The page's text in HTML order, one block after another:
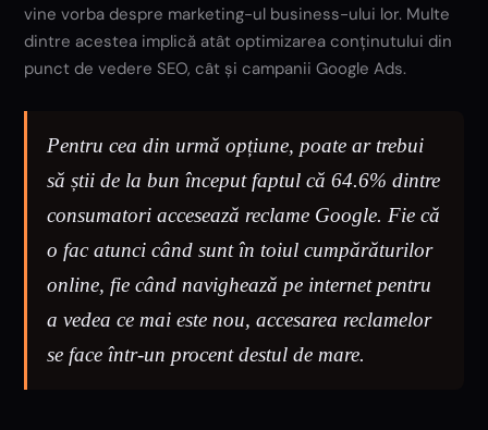
vine vorba despre marketing-ul business-ului lor. Multe
dintre acestea implică atât optimizarea conținutului din
punct de vedere SEO, cât și campanii Google Ads.
Pentru cea din urmă opțiune, poate ar trebui
să știi de la bun început faptul că 64.6% dintre
consumatori accesează reclame Google. Fie că
o fac atunci când sunt în toiul cumpărăturilor
online, fie când navighează pe internet pentru
a vedea ce mai este nou, accesarea reclamelor
se face într-un procent destul de mare.